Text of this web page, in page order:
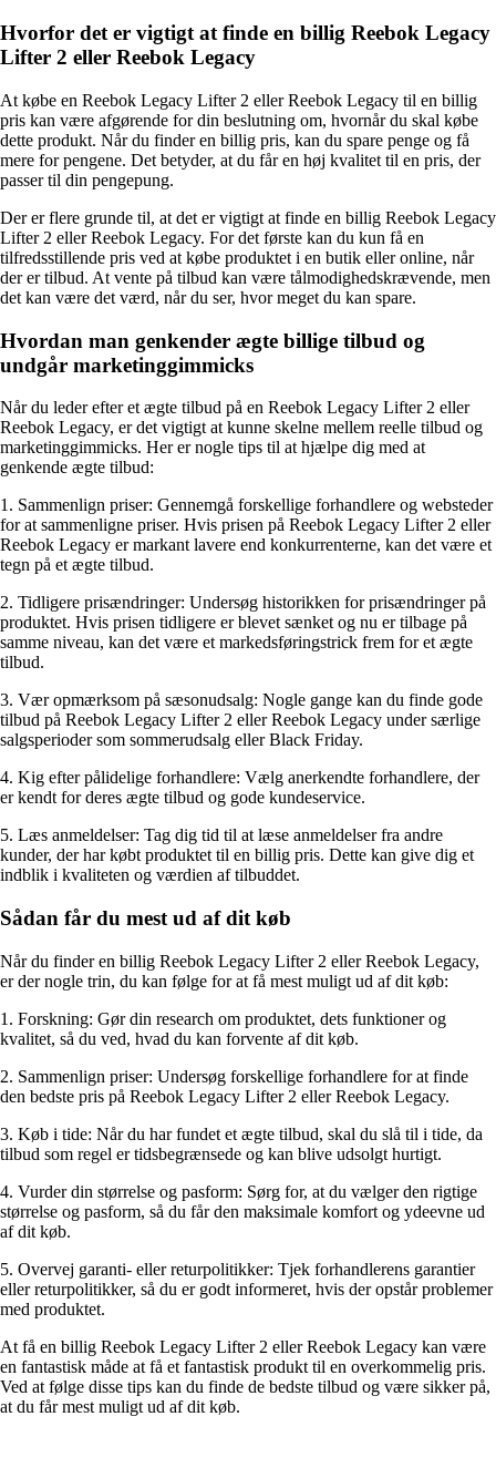
Hvorfor det er vigtigt at finde en billig Reebok Legacy
Lifter 2 eller Reebok Legacy
At købe en Reebok Legacy Lifter 2 eller Reebok Legacy til en billig
pris kan være afgørende for din beslutning om, hvornår du skal købe
dette produkt. Når du finder en billig pris, kan du spare penge og få
mere for pengene. Det betyder, at du får en høj kvalitet til en pris, der
passer til din pengepung.
Der er flere grunde til, at det er vigtigt at finde en billig Reebok Legacy
Lifter 2 eller Reebok Legacy. For det første kan du kun få en
tilfredsstillende pris ved at købe produktet i en butik eller online, når
der er tilbud. At vente på tilbud kan være tålmodighedskrævende, men
det kan være det værd, når du ser, hvor meget du kan spare.
Hvordan man genkender ægte billige tilbud og
undgår marketinggimmicks
Når du leder efter et ægte tilbud på en Reebok Legacy Lifter 2 eller
Reebok Legacy, er det vigtigt at kunne skelne mellem reelle tilbud og
marketinggimmicks. Her er nogle tips til at hjælpe dig med at
genkende ægte tilbud:
1. Sammenlign priser: Gennemgå forskellige forhandlere og websteder
for at sammenligne priser. Hvis prisen på Reebok Legacy Lifter 2 eller
Reebok Legacy er markant lavere end konkurrenterne, kan det være et
tegn på et ægte tilbud.
2. Tidligere prisændringer: Undersøg historikken for prisændringer på
produktet. Hvis prisen tidligere er blevet sænket og nu er tilbage på
samme niveau, kan det være et markedsføringstrick frem for et ægte
tilbud.
3. Vær opmærksom på sæsonudsalg: Nogle gange kan du finde gode
tilbud på Reebok Legacy Lifter 2 eller Reebok Legacy under særlige
salgsperioder som sommerudsalg eller Black Friday.
4. Kig efter pålidelige forhandlere: Vælg anerkendte forhandlere, der
er kendt for deres ægte tilbud og gode kundeservice.
5. Læs anmeldelser: Tag dig tid til at læse anmeldelser fra andre
kunder, der har købt produktet til en billig pris. Dette kan give dig et
indblik i kvaliteten og værdien af ​​tilbuddet.
Sådan får du mest ud af dit køb
Når du finder en billig Reebok Legacy Lifter 2 eller Reebok Legacy,
er der nogle trin, du kan følge for at få mest muligt ud af dit køb:
1. Forskning: Gør din research om produktet, dets funktioner og
kvalitet, så du ved, hvad du kan forvente af dit køb.
2. Sammenlign priser: Undersøg forskellige forhandlere for at finde
den bedste pris på Reebok Legacy Lifter 2 eller Reebok Legacy.
3. Køb i tide: Når du har fundet et ægte tilbud, skal du slå til i tide, da
tilbud som regel er tidsbegrænsede og kan blive udsolgt hurtigt.
4. Vurder din størrelse og pasform: Sørg for, at du vælger den rigtige
størrelse og pasform, så du får den maksimale komfort og ydeevne ud
af dit køb.
5. Overvej garanti- eller returpolitikker: Tjek forhandlerens garantier
eller returpolitikker, så du er godt informeret, hvis der opstår problemer
med produktet.
At få en billig Reebok Legacy Lifter 2 eller Reebok Legacy kan være
en fantastisk måde at få et fantastisk produkt til en overkommelig pris.
Ved at følge disse tips kan du finde de bedste tilbud og være sikker på,
at du får mest muligt ud af dit køb.